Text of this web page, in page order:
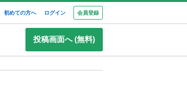
初めての方へ ログイン 会員登録
投稿画面へ (無料)